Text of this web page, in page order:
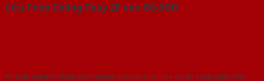
Cửa Thép Chống Cháy 2P van Gỗ-SGD
Với kinh nghiệm nhiêu năm nghiên cứu cửa theo tiêu chuẩn công nghệ Châu